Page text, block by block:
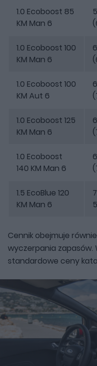
1.0 Ecoboost 85
KM Man 6
1.0 Ecoboost 100
KM Man 6
1.0 Ecoboost 100
KM Aut 6
1.0 Ecoboost 125
KM Man 6
1.0 Ecoboost
140 KM Man 6
1.5 EcoBlue 120
KM Man 6
Cennik obejmuje
wyczerpania zapasów.
standardowe ceny